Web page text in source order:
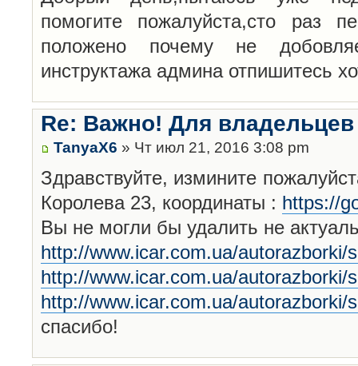
помогите пожалуйста,сто раз
положено почему не
инструктажа админа отпишитесь
Re: Важно! Для владельцев
TanyaX6 » Чт июл 21, 2016 3:08 pm
Здравствуйте, измините
Королева 23, координаты : https://
Вы не могли бы удалить не
http://www.icar.com.ua/autorazborki/
http://www.icar.com.ua/autorazborki/
http://www.icar.com.ua/autorazborki/
спасибо!